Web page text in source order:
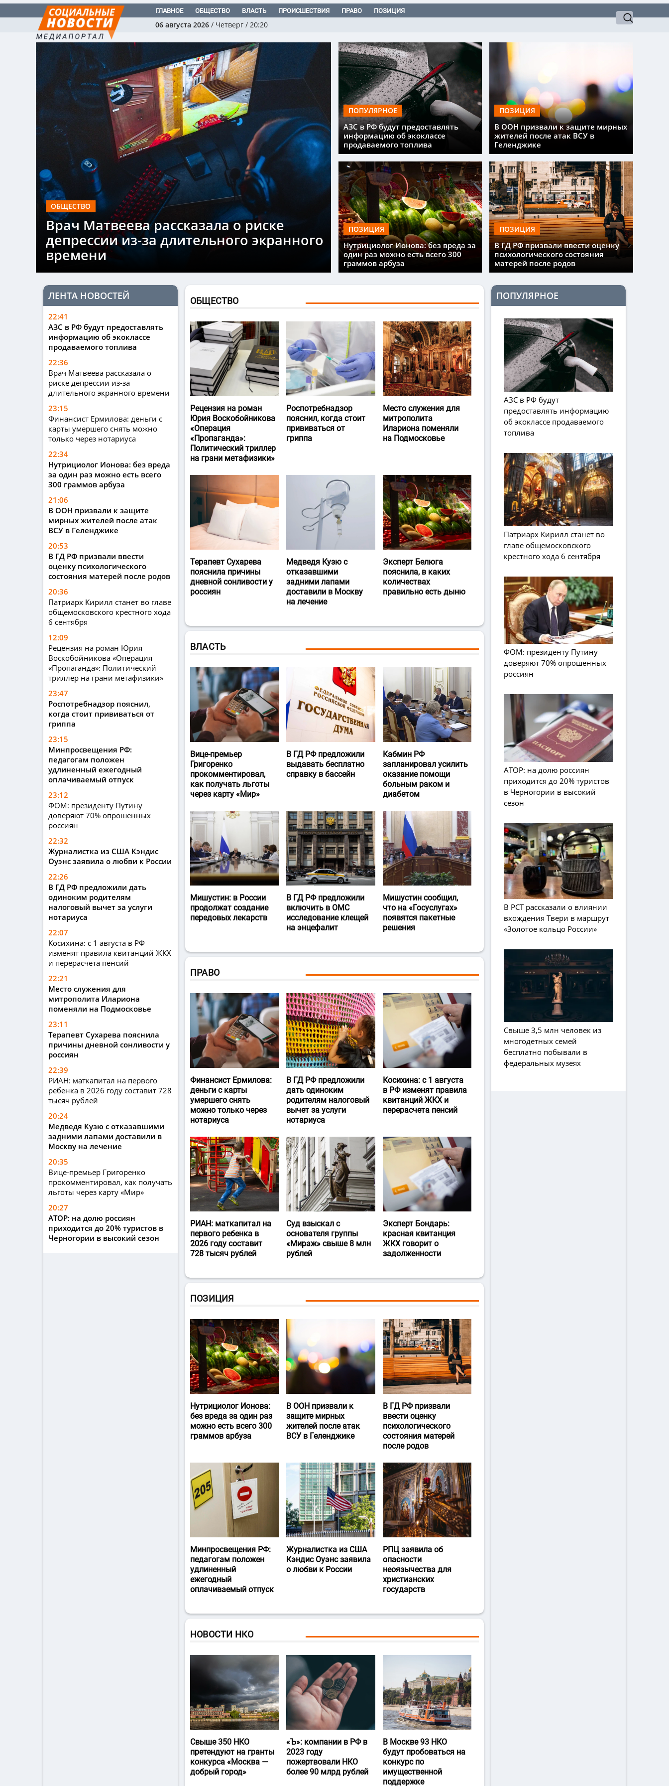
ГЛАВНОЕ ОБЩЕСТВО ВЛАСТЬ ПРОИСШЕСТВИЯ ПРАВО ПОЗИЦИЯ
06 августа 2026 / Четверг / 20:20
ОБЩЕСТВО
Врач Матвеева рассказала о риске
депрессии из-за длительного экранного
времени
ПОПУЛЯРНОЕ
АЗС в РФ будут предоставлять
информацию об экоклассе
продаваемого топлива
ПОЗИЦИЯ
Нутрициолог Ионова: без вреда за
один раз можно есть всего 300
граммов арбуза
ПОЗИЦИЯ
В ООН призвали к защите мирных
жителей после атак ВСУ в
Геленджике
ПОЗИЦИЯ
В ГД РФ призвали ввести оценку
психологического состояния
матерей после родов
ЛЕНТА НОВОСТЕЙ
22:41
АЗС в РФ будут предоставлять
информацию об экоклассе
продаваемого топлива
22:36
Врач Матвеева рассказала о
риске депрессии из-за
длительного экранного времени
23:15
Финансист Ермилова: деньги с
карты умершего снять можно
только через нотариуса
22:34
Нутрициолог Ионова: без вреда
за один раз можно есть всего
300 граммов арбуза
21:06
В ООН призвали к защите
мирных жителей после атак
ВСУ в Геленджике
20:53
В ГД РФ призвали ввести
оценку психологического
состояния матерей после родов
20:36
Патриарх Кирилл станет во главе
общемосковского крестного хода
6 сентября
12:09
Рецензия на роман Юрия
Воскобойникова «Операция
«Пропаганда»: Политический
триллер на грани метафизики»
23:47
Роспотребнадзор пояснил,
когда стоит прививаться от
гриппа
23:15
Минпросвещения РФ:
педагогам положен
удлиненный ежегодный
оплачиваемый отпуск
23:12
ФОМ: президенту Путину
доверяют 70% опрошенных
россиян
22:32
Журналистка из США Кэндис
Оуэнс заявила о любви к России
22:26
В ГД РФ предложили дать
одиноким родителям
налоговый вычет за услуги
нотариуса
22:07
Косихина: с 1 августа в РФ
изменят правила квитанций ЖКХ
и перерасчета пенсий
22:21
Место служения для
митрополита Илариона
поменяли на Подмосковье
23:11
Терапевт Сухарева пояснила
причины дневной сонливости у
россиян
22:39
РИАН: маткапитал на первого
ребенка в 2026 году составит 728
тысяч рублей
20:24
Медведя Кузю с отказавшими
задними лапами доставили в
Москву на лечение
20:35
Вице-премьер Григоренко
прокомментировал, как получать
льготы через карту «Мир»
20:27
АТОР: на долю россиян
приходится до 20% туристов в
Черногории в высокий сезон
ОБЩЕСТВО
Рецензия на роман
Юрия Воскобойникова
«Операция
«Пропаганда»:
Политический триллер
на грани метафизики»
Роспотребнадзор
пояснил, когда стоит
прививаться от
гриппа
Место служения для
митрополита
Илариона поменяли
на Подмосковье
Терапевт Сухарева
пояснила причины
дневной сонливости у
россиян
Медведя Кузю с
отказавшими
задними лапами
доставили в Москву
на лечение
Эксперт Белюга
пояснила, в каких
количествах
правильно есть дыню
ВЛАСТЬ
Вице-премьер
Григоренко
прокомментировал,
как получать льготы
через карту «Мир»
В ГД РФ предложили
выдавать бесплатно
справку в бассейн
Кабмин РФ
запланировал усилить
оказание помощи
больным раком и
диабетом
Мишустин: в России
продолжат создание
передовых лекарств
В ГД РФ предложили
включить в ОМС
исследование клещей
на энцефалит
Мишустин сообщил,
что на «Госуслугах»
появятся пакетные
решения
ПРАВО
Финансист Ермилова:
деньги с карты
умершего снять
можно только через
нотариуса
В ГД РФ предложили
дать одиноким
родителям налоговый
вычет за услуги
нотариуса
Косихина: с 1 августа
в РФ изменят правила
квитанций ЖКХ и
перерасчета пенсий
РИАН: маткапитал на
первого ребенка в
2026 году составит
728 тысяч рублей
Суд взыскал с
основателя группы
«Мираж» свыше 8 млн
рублей
Эксперт Бондарь:
красная квитанция
ЖКХ говорит о
задолженности
ПОЗИЦИЯ
Нутрициолог Ионова:
без вреда за один раз
можно есть всего 300
граммов арбуза
В ООН призвали к
защите мирных
жителей после атак
ВСУ в Геленджике
В ГД РФ призвали
ввести оценку
психологического
состояния матерей
после родов
Минпросвещения РФ:
педагогам положен
удлиненный
ежегодный
оплачиваемый отпуск
Журналистка из США
Кэндис Оуэнс заявила
о любви к России
РПЦ заявила об
опасности
неоязычества для
христианских
государств
НОВОСТИ НКО
Свыше 350 НКО
претендуют на гранты
конкурса «Москва —
добрый город»
«Ъ‎»: компании в РФ в
2023 году
пожертвовали НКО
более 90 млрд рублей
В Москве 93 НКО
будут пробоваться на
конкурс по
имущественной
поддержке
ПОПУЛЯРНОЕ
АЗС в РФ будут
предоставлять информацию
об экоклассе продаваемого
топлива
Патриарх Кирилл станет во
главе общемосковского
крестного хода 6 сентября
ФОМ: президенту Путину
доверяют 70% опрошенных
россиян
АТОР: на долю россиян
приходится до 20% туристов
в Черногории в высокий
сезон
В РСТ рассказали о влиянии
вхождения Твери в маршрут
«Золотое кольцо России»
Свыше 3,5 млн человек из
многодетных семей
бесплатно побывали в
федеральных музеях